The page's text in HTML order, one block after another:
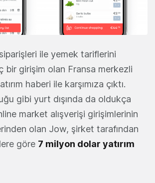
ile yemek tariflerini
bir girişim olan Fransa merkezli
haberi ile karşımıza çıktı.
gibi yurt dışında da oldukça
market alışverişi girişimlerinin
olan Jow, şirket tarafından
göre 7 milyon dolar yatırım